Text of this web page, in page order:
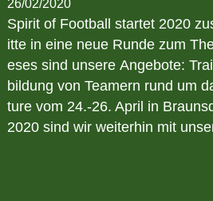
26/02/2020
Spirit of Football startet 2020
itte in eine neue Runde zum
eses sind unsere Angebote:
bildung von Teamern rund um
ture vom 24.-26. April in
2020 sind wir weiterhin mit